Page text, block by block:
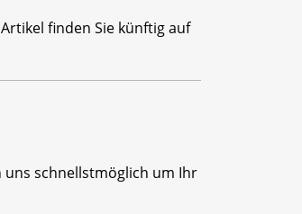
finden Sie künftig auf
uns schnellstmöglich um Ihr